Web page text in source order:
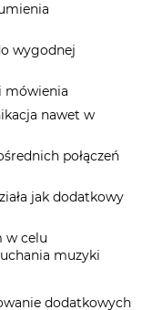
wygodnej
mówienia
nawet w
połączeń
jak dodatkowy
w celu
muzyki
dodatkowych